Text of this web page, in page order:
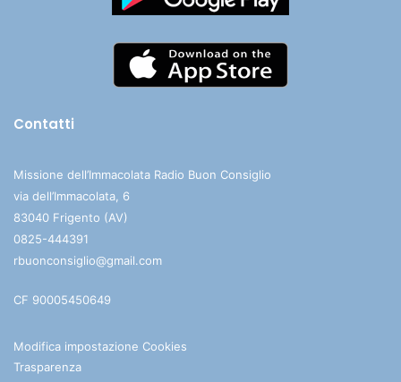
Contatti
Missione dell’Immacolata Radio Buon Consiglio
via dell’Immacolata, 6
83040 Frigento (AV)
0825-444391
rbuonconsiglio@gmail.com
CF 90005450649
Modifica impostazione Cookies
Trasparenza